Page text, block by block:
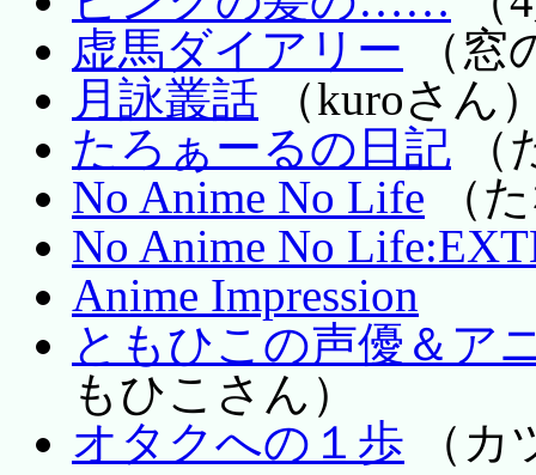
虚馬ダイアリー （窓
月詠叢話 （kuroさん
たろぁーるの日記 （
No Anime No Life （
No Anime No
Anime Impression
ともひこの声優＆ア
もひこさん）
オタクへの１歩 （カ